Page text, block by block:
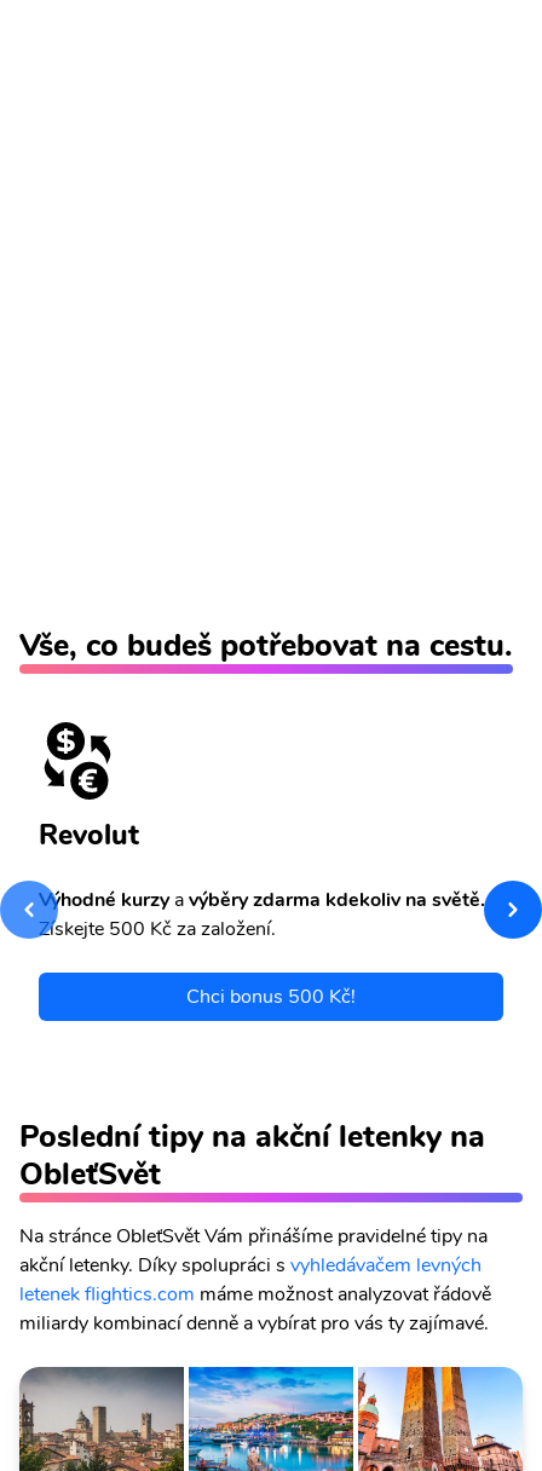
Vše, co budeš potřebovat na cestu.
Revolut
Výhodné kurzyavýběry zdarma kdekoliv na světě.
Získejte 500 Kč za založení.
Chci bonus 500 Kč!
Poslední tipy na akční letenky na
ObleťSvět
Na stránce ObleťSvět Vám přinášíme pravidelné tipy na
akční letenky. Díky spolupráci s vyhledávačem levných
letenek flightics.com máme možnost analyzovat řádově
miliardy kombinací denně a vybírat pro vás ty zajímavé.